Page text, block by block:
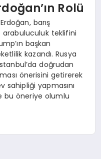
Rolü
barış
teklifini
başkan
kazandı. Rusya
doğrudan
önerisini getirerek
sahipliği yapmasını
bu öneriye olumlu